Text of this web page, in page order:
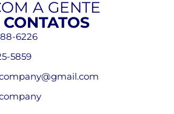
A GENTE
CONTATOS
6226
5859